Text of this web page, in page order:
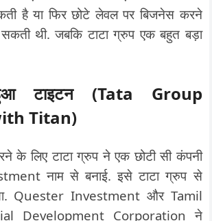
है या फिर छोटे लेवल पर बिजनेस करने
सकती थी. जबकि टाटा ग्रुप एक बहुत बड़ा
टाइटन (Tata Group
Titan)
के लिए टाटा ग्रुप ने एक छोटी सी कंपनी
नाम से बनाई. इसे टाटा ग्रुप से
Quester Investment और Tamil
Development Corporation ने